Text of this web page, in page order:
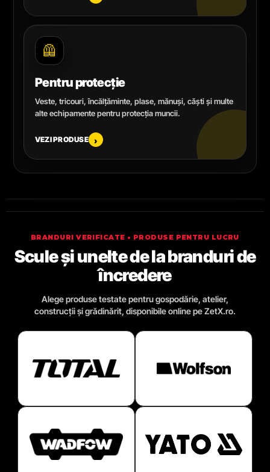
🦺
Pentru protecție
Veste, tricouri, încălțăminte, plase, mănuși, căști și multe
alte echipamente pentru protecția muncii.
VEZI PRODUSE ›
BRANDURI VERIFICATE • PRODUSE PENTRU LUCRU
Scule și unelte de la branduri de
încredere
Alege produse testate pentru gospodărie, atelier,
construcții și grădinărit, disponibile online pe ZetX.ro.